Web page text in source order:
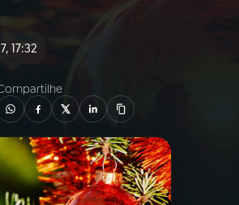
17:32